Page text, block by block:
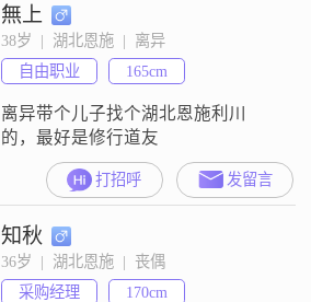
和易相处##3002##我认为成熟稳重
是很重要的品质，家庭对我来说也
非常重要，我会把家庭放在第一位
##3002##我对待人真诚可靠，希望
在
無上
38岁  |  湖北恩施  |  离异
自由职业
165cm
离异带个儿子找个湖北恩施利川
的，最好是修行道友
打招呼 发留言
知秋
36岁  |  湖北恩施  |  丧偶
采购经理
170cm